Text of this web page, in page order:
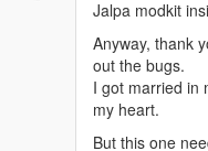
Jalpa modkit
Anyway, thank
out the bugs.
I got married in
my heart.
But this one